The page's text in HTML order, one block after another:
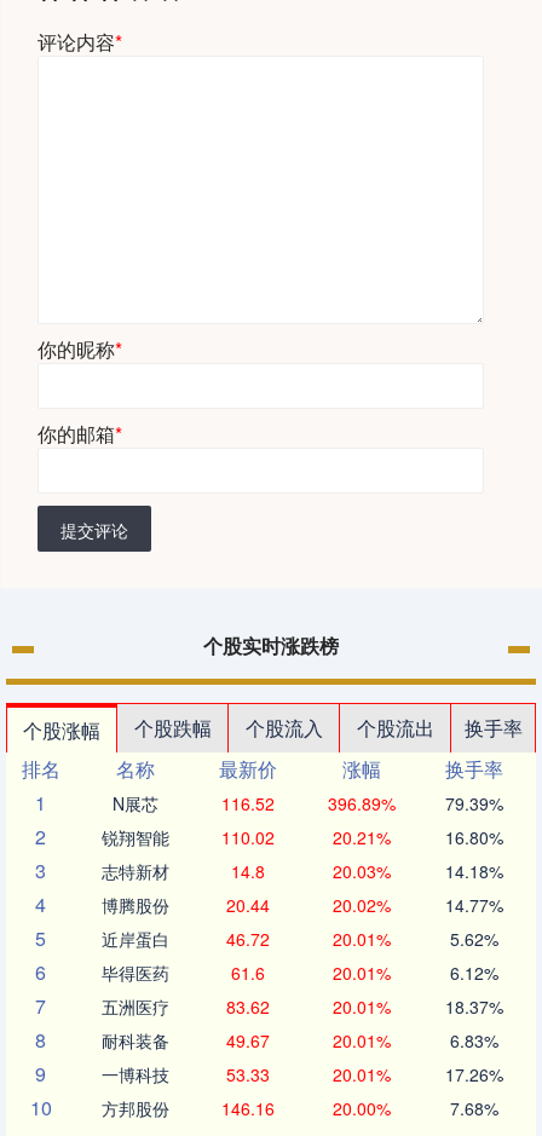
评论内容*
你的昵称*
你的邮箱*
提交评论
个股实时涨跌榜
个股涨幅 个股跌幅 个股流入 个股流出
换手率
排名
名称 最新价 涨幅
换手率
1
N展芯 116.52 396.89% 79.39%
2 锐翔智能 110.02 20.21% 16.80%
3 志特新材 14.8 20.03% 14.18%
4 博腾股份 20.44 20.02% 14.77%
5 近岸蛋白 46.72 20.01% 5.62%
6 毕得医药 61.6 20.01% 6.12%
7 五洲医疗 83.62 20.01% 18.37%
8 耐科装备 49.67 20.01% 6.83%
9 一博科技 53.33 20.01% 17.26%
10 方邦股份 146.16 20.00% 7.68%